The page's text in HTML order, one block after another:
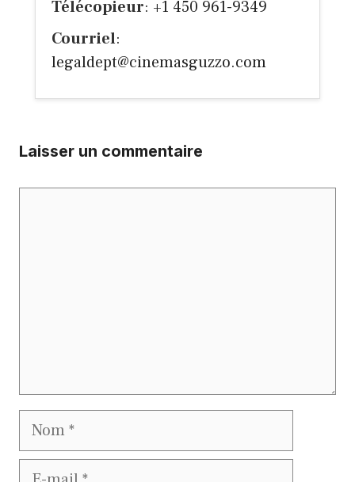
Télécopieur: +1 450 961-9349
Courriel:
legaldept@cinemasguzzo.com
Laisser un commentaire
Nom
E-